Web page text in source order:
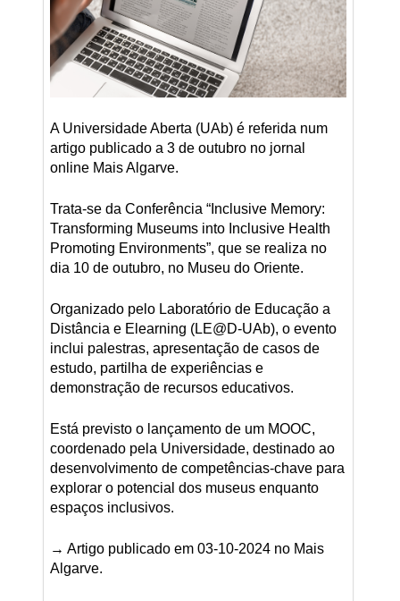
A Universidade Aberta (UAb) é referida num
artigo publicado a 3 de outubro no jornal
online Mais Algarve.
Trata-se da Conferência “Inclusive Memory:
Transforming Museums into Inclusive Health
Promoting Environments”, que se realiza no
dia 10 de outubro, no Museu do Oriente.
Organizado pelo Laboratório de Educação a
Distância e Elearning (LE@D-UAb), o evento
inclui palestras, apresentação de casos de
estudo, partilha de experiências e
demonstração de recursos educativos.
Está previsto o lançamento de um MOOC,
coordenado pela Universidade, destinado ao
desenvolvimento de competências-chave para
explorar o potencial dos museus enquanto
espaços inclusivos.
→ Artigo publicado em 03-10-2024 no Mais
Algarve.